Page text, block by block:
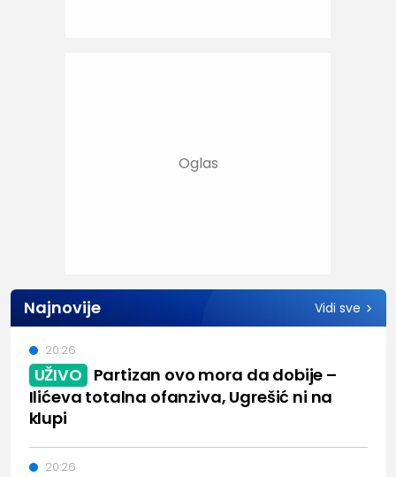
Najnovije Vidi sve
UŽIVO Partizan ovo mora da dobije –
Ilićeva totalna ofanziva, Ugrešić ni na
klupi
20:26
20:26